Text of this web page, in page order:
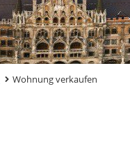
Wohnung verkaufen